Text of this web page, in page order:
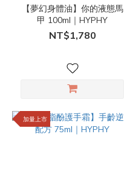
【夢幻身體油】你的液態馬
甲 100ml｜HYPHY
NT$1,780
加量上市